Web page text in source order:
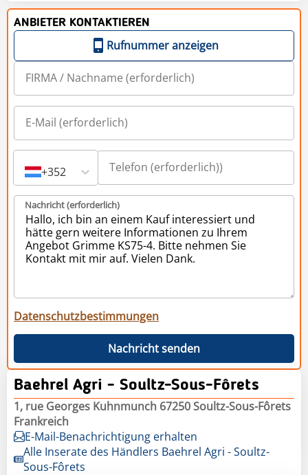
ANBIETER KONTAKTIEREN
Rufnummer anzeigen
+352
Nachricht (erforderlich)
Datenschutzbestimmungen
Nachricht senden
Baehrel Agri - Soultz-Sous-Fôrets
1, rue Georges Kuhnmunch 67250 Soultz-Sous-Fôrets
Frankreich
E-Mail-Benachrichtigung erhalten
Alle Inserate des Händlers Baehrel Agri - Soultz-
Sous-Fôrets